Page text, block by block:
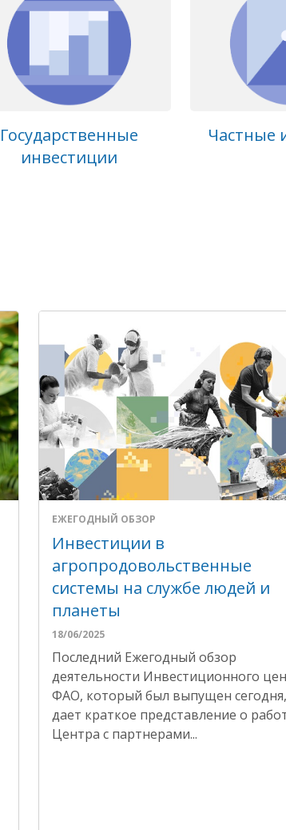
Государственные
инвестиции
Частные
ЕЖЕГОДНЫЙ ОБЗОР
Инвестиции в
агропродовольственные
системы на службе людей и
планеты
18/06/2025
Последний Ежегодный обзор
деятельности Инвестиционного
ФАО, который был выпущен сегодня,
дает краткое представление о
Центра с партнерами...